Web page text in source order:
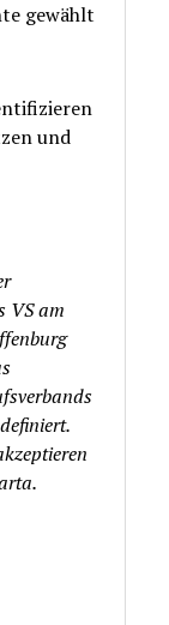
gewählt
und
VS am